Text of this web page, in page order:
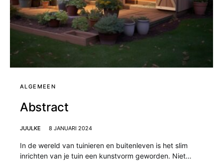
ALGEMEEN
Abstract
JUULKE 8 JANUARI 2024
In de wereld van tuinieren en buitenleven is het slim
inrichten van je tuin een kunstvorm geworden. Niet…